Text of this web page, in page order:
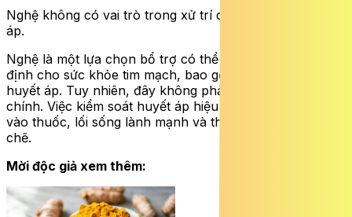
Nghệ không có vai trò trong xử trí cấp cứu tăng huyết
áp.
Nghệ là một lựa chọn bổ trợ có thể mang lại lợi ích nhất
định cho sức khỏe tim mạch, bao gồm hỗ trợ kiểm soát
huyết áp. Tuy nhiên, đây không phải là giải pháp điều trị
chính. Việc kiểm soát huyết áp hiệu quả vẫn cần dựa
vào thuốc, lối sống lành mạnh và theo dõi y khoa chặt
chẽ.
Mời độc giả xem thêm: